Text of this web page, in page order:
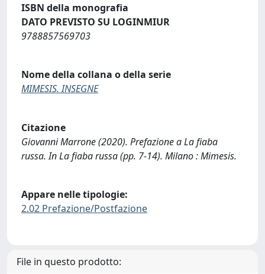
ISBN della monografia
DATO PREVISTO SU LOGINMIUR
9788857569703
Nome della collana o della serie
MIMESIS. INSEGNE
Citazione
Giovanni Marrone (2020). Prefazione a La fiaba
russa. In La fiaba russa (pp. 7-14). Milano : Mimesis.
Appare nelle tipologie:
2.02 Prefazione/Postfazione
File in questo prodotto: